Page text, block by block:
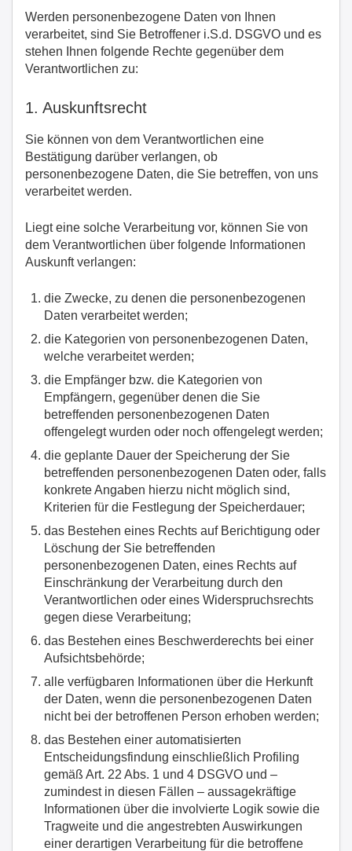
Werden personenbezogene Daten von Ihnen
verarbeitet, sind Sie Betroffener i.S.d. DSGVO und es
stehen Ihnen folgende Rechte gegenüber dem
Verantwortlichen zu:
1. Auskunftsrecht
Sie können von dem Verantwortlichen eine
Bestätigung darüber verlangen, ob
personenbezogene Daten, die Sie betreffen, von uns
verarbeitet werden.
Liegt eine solche Verarbeitung vor, können Sie von
dem Verantwortlichen über folgende Informationen
Auskunft verlangen:
die Zwecke, zu denen die personenbezogenen
Daten verarbeitet werden;
die Kategorien von personenbezogenen Daten,
welche verarbeitet werden;
die Empfänger bzw. die Kategorien von
Empfängern, gegenüber denen die Sie
betreffenden personenbezogenen Daten
offengelegt wurden oder noch offengelegt werden;
die geplante Dauer der Speicherung der Sie
betreffenden personenbezogenen Daten oder, falls
konkrete Angaben hierzu nicht möglich sind,
Kriterien für die Festlegung der Speicherdauer;
das Bestehen eines Rechts auf Berichtigung oder
Löschung der Sie betreffenden
personenbezogenen Daten, eines Rechts auf
Einschränkung der Verarbeitung durch den
Verantwortlichen oder eines Widerspruchsrechts
gegen diese Verarbeitung;
das Bestehen eines Beschwerderechts bei einer
Aufsichtsbehörde;
alle verfügbaren Informationen über die Herkunft
der Daten, wenn die personenbezogenen Daten
nicht bei der betroffenen Person erhoben werden;
das Bestehen einer automatisierten
Entscheidungsfindung einschließlich Profiling
gemäß Art. 22 Abs. 1 und 4 DSGVO und –
zumindest in diesen Fällen – aussagekräftige
Informationen über die involvierte Logik sowie die
Tragweite und die angestrebten Auswirkungen
einer derartigen Verarbeitung für die betroffene